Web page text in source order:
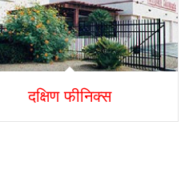
दक्षिण फीनिक्स